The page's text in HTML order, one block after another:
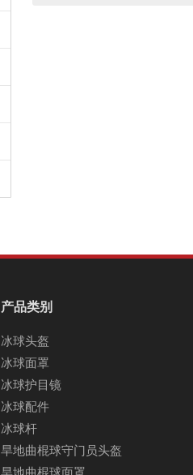
产品类别
冰球头盔
冰球面罩
冰球护目镜
冰球配件
冰球杆
旱地曲棍球守门员头盔
旱地曲棍球面罩